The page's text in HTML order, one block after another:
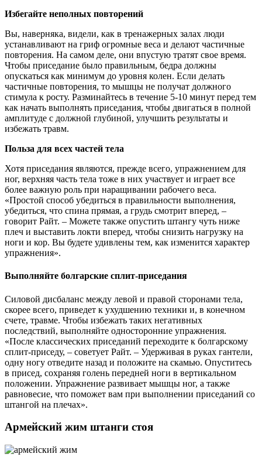
Избегайте неполных повторений
Вы, наверняка, видели, как в тренажерных залах люди
устанавливают на гриф огромные веса и делают частичные
повторения. На самом деле, они впустую тратят свое время.
Чтобы приседание было правильным, бедра должны
опускаться как минимум до уровня колен. Если делать
частичные повторения, то мышцы не получат должного
стимула к росту. Разминайтесь в течение 5-10 минут перед тем
как начать выполнять приседания, чтобы двигаться в полной
амплитуде с должной глубиной, улучшить результаты и
избежать травм.
Польза для всех частей тела
Хотя приседания являются, прежде всего, упражнением для
ног, верхняя часть тела тоже в них участвует и играет все
более важную роль при наращивании рабочего веса.
«Простой способ убедиться в правильности выполнения,
убедиться, что спина прямая, а грудь смотрит вперед, ­–
говорит Райт. – Можете также опустить штангу чуть ниже
плеч и выставить локти вперед, чтобы снизить нагрузку на
ноги и кор. Вы будете удивлены тем, как изменится характер
упражнения».
Выполняйте болгарские сплит-приседания
Силовой дисбаланс между левой и правой сторонами тела,
скорее всего, приведет к ухудшению техники и, в конечном
счете, травме. Чтобы избежать таких негативных
последствий, выполняйте односторонние упражнения.
«После классических приседаний переходите к болгарскому
сплит-приседу, – советует Райт. – Удерживая в руках гантели,
одну ногу отведите назад и положите на скамью. Опуститесь
в присед, сохраняя голень передней ноги в вертикальном
положении. Упражнение развивает мышцы ног, а также
равновесие, что поможет вам при выполнении приседаний со
штангой на плечах».
Армейский жим штанги стоя